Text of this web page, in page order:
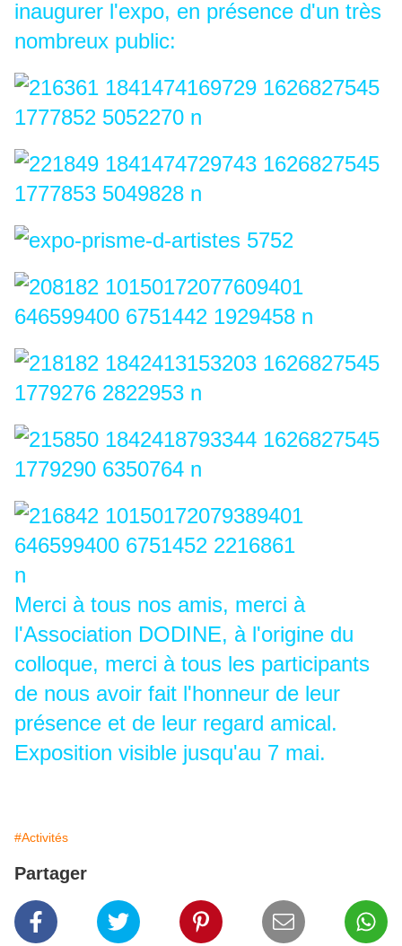
inaugurer l'expo, en présence d'un très
nombreux public:
Merci à tous nos amis, merci à
l'Association DODINE, à l'origine du
colloque, merci à tous les participants
de nous avoir fait l'honneur de leur
présence et de leur regard amical.
Exposition visible jusqu'au 7 mai.
#Activités
Partager